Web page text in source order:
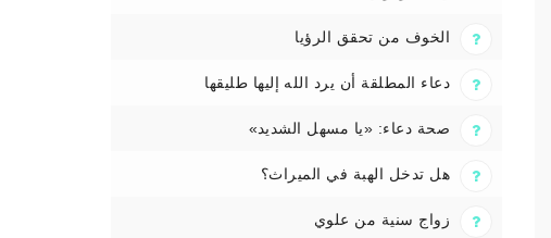
الخوف من تحقق الرؤيا
دعاء المطلقة أن يرد الله إليها طليقها
صحة دعاء: «يا مسهل الشديد»
هل تدخل الهبة في الميراث؟
زواج سنية من علوي